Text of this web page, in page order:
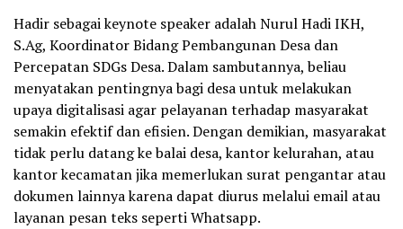
Hadir sebagai keynote speaker adalah Nurul Hadi IKH,
S.Ag, Koordinator Bidang Pembangunan Desa dan
Percepatan SDGs Desa. Dalam sambutannya, beliau
menyatakan pentingnya bagi desa untuk melakukan
upaya digitalisasi agar pelayanan terhadap masyarakat
semakin efektif dan efisien. Dengan demikian, masyarakat
tidak perlu datang ke balai desa, kantor kelurahan, atau
kantor kecamatan jika memerlukan surat pengantar atau
dokumen lainnya karena dapat diurus melalui email atau
layanan pesan teks seperti Whatsapp.